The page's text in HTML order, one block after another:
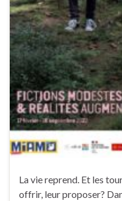
La vie reprend. Et les
offrir, leur proposer?